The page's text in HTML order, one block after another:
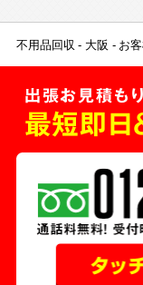
不用品回収 大阪 お客
出張お見積も
最短即日